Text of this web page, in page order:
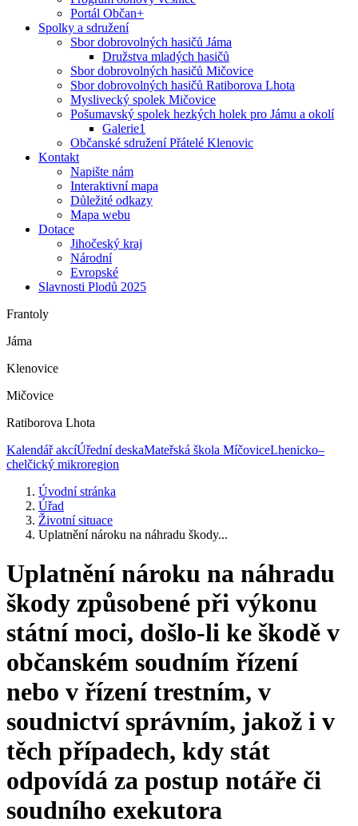
Portál Občan+
Spolky a sdružení
Sbor dobrovolných hasičů Jáma
Družstva mladých hasičů
Sbor dobrovolných hasičů Mičovice
Sbor dobrovolných hasičů Ratiborova Lhota
Myslivecký spolek Mičovice
Pošumavský spolek hezkých holek pro Jámu a okolí
Galerie1
Občanské sdružení Přátelé Klenovic
Kontakt
Napište nám
Interaktivní mapa
Důležité odkazy
Mapa webu
Dotace
Jihočeský kraj
Národní
Evropské
Slavnosti Plodů 2025
Frantoly
Jáma
Klenovice
Mičovice
Ratiborova Lhota
Kalendář akcíÚřední deskaMateřská škola MíčoviceLhenicko–
chelčický mikroregion
Úvodní stránka
Úřad
Životní situace
Uplatnění nároku na náhradu škody...
Uplatnění nároku na náhradu
škody způsobené při výkonu
státní moci, došlo-li ke škodě v
občanském soudním řízení
nebo v řízení trestním, v
soudnictví správním, jakož i v
těch případech, kdy stát
odpovídá za postup notáře či
soudního exekutora